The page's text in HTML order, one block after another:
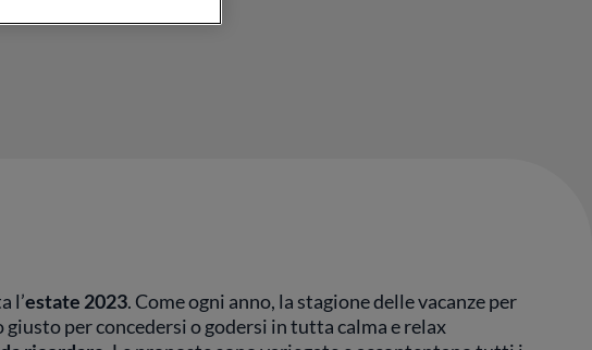
l’estate 2023. Come ogni anno, la stagione delle vacanze per
per concedersi o godersi in tutta calma e relax